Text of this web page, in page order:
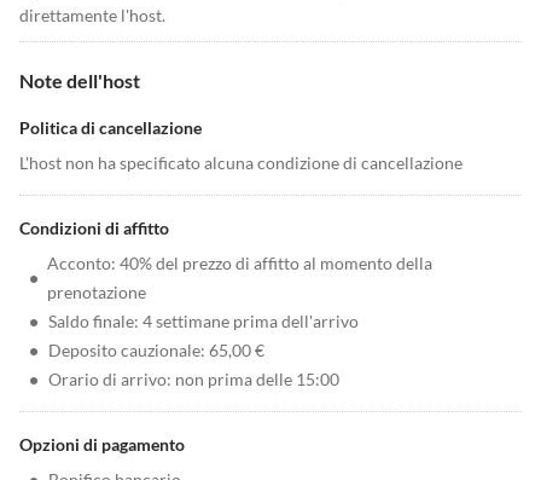
direttamente l'host.
Note dell'host
Politica di cancellazione
L'host non ha specificato alcuna condizione di cancellazione
Condizioni di affitto
•
Acconto: 40% del prezzo di affitto al momento della
prenotazione
• Saldo finale: 4 settimane prima dell'arrivo
• Deposito cauzionale: 65,00 €
• Orario di arrivo: non prima delle 15:00
Opzioni di pagamento